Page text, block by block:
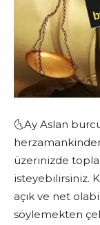
🌜Ay Aslan
üzerinizde
isteyebilirsiniz.
açık ve net
söylemekten